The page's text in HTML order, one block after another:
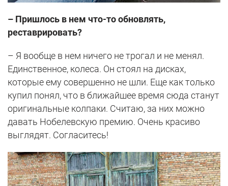
– Пришлось в нем что-то обновлять,
реставрировать?
– Я вообще в нем ничего не трогал и не менял.
Единственное, колеса. Он стоял на дисках,
которые ему совершенно не шли. Еще как только
купил понял, что в ближайшее время сюда станут
оригинальные колпаки. Считаю, за них можно
давать Нобелевскую премию. Очень красиво
выглядят. Согласитесь!